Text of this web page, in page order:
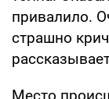
привалило.
страшно
Место